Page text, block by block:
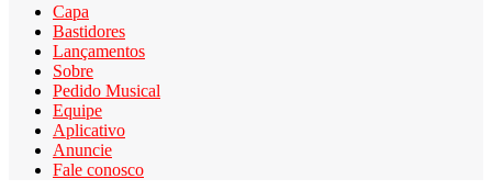
Capa
Bastidores
Lançamentos
Sobre
Pedido Musical
Equipe
Aplicativo
Anuncie
Fale conosco